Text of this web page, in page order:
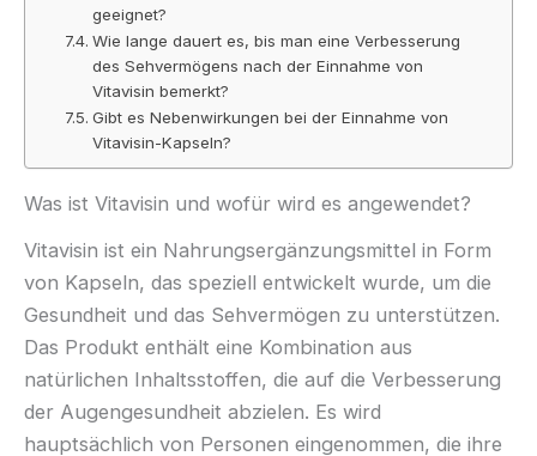
geeignet?
Wie lange dauert es, bis man eine Verbesserung
des Sehvermögens nach der Einnahme von
Vitavisin bemerkt?
Gibt es Nebenwirkungen bei der Einnahme von
Vitavisin-Kapseln?
Was ist Vitavisin und wofür wird es angewendet?
Vitavisin ist ein Nahrungsergänzungsmittel in Form
von Kapseln, das speziell entwickelt wurde, um die
Gesundheit und das Sehvermögen zu unterstützen.
Das Produkt enthält eine Kombination aus
natürlichen Inhaltsstoffen, die auf die Verbesserung
der Augengesundheit abzielen. Es wird
hauptsächlich von Personen eingenommen, die ihre